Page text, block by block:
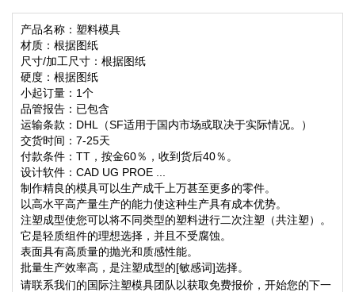
产品名称：塑料模具
材质：根据图纸
尺寸/加工尺寸：根据图纸
硬度：根据图纸
小起订量：1个
品管报告：已包含
运输条款：DHL（SF适用于国内市场或取决于实际情况。）
交货时间：7-25天
付款条件：TT，按金60％，收到货后40％。
设计软件：CAD UG PROE ...
制作精良的模具可以生产成千上万甚至更多的零件。
以高水平高产量生产的能力使这种生产具有成本优势。
注塑成型使您可以将不同类型的塑料进行二次注塑（共注塑）。
它是轻质组件的理想选择，并且不受腐蚀。
表面具有高质量的抛光和质感性能。
批量生产效率高，是注塑成型的[敏感词]选择。
请联系我们的国际注塑模具团队以获取免费报价，开始您的下一